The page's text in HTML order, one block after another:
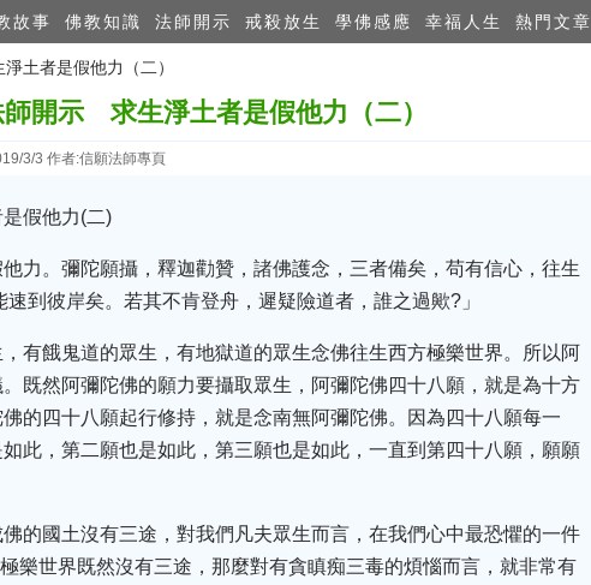
故事 佛教知識 法師開示 戒殺放生 學佛感應 幸福人生 熱門文章
土者是假他力（二）
開示 求生淨土者是假他力（二）
3/3 作者:信願法師專頁
假他力(二)
力。彌陀願攝，釋迦勸贊，諸佛護念，三者備矣，苟有信心，往生
到彼岸矣。若其不肯登舟，遲疑險道者，誰之過歟?」
有餓鬼道的眾生，有地獄道的眾生念佛往生西方極樂世界。所以阿
既然阿彌陀佛的願力要攝取眾生，阿彌陀佛四十八願，就是為十方
的四十八願起行修持，就是念南無阿彌陀佛。因為四十八願每一
此，第二願也是如此，第三願也是如此，一直到第四十八願，願願
的國土沒有三途，對我們凡夫眾生而言，在我們心中最恐懼的一件
樂世界既然沒有三途，那麼對有貪瞋痴三毒的煩惱而言，就非常有